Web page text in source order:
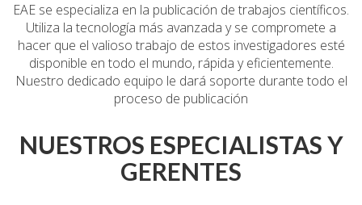
EAE se especializa en la publicación de trabajos científicos.
Utiliza la tecnología más avanzada y se compromete a
hacer que el valioso trabajo de estos investigadores esté
disponible en todo el mundo, rápida y eficientemente.
Nuestro dedicado equipo le dará soporte durante todo el
proceso de publicación
NUESTROS ESPECIALISTAS Y
GERENTES
Taoufiq El
Hajji
Business
Development
Christopher
Schulligen
Software
Engineer
Reinis Rauda
Business
Ecaterina